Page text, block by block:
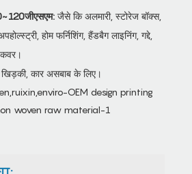
जैसे कि अलमारी, स्टोरेज बॉक्स,
होम फर्निशिंग, हैंडबैग लाइनिंग, गद्दे,
कार असबाब के लिए।